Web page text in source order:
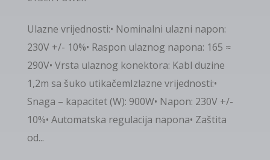
Ulazne vrijednosti:• Nominalni ulazni napon:
230V +/- 10%• Raspon ulaznog napona: 165 ≈
290V• Vrsta ulaznog konektora: Kabl duzine
1,2m sa šuko utikačemIzlazne vrijednosti:•
Snaga – kapacitet (W): 900W• Napon: 230V +/-
10%• Automatska regulacija napona• Zaštita
od...